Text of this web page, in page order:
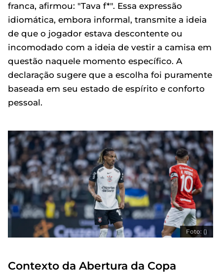
franca, afirmou: "Tava f*". Essa expressão
idiomática, embora informal, transmite a ideia
de que o jogador estava descontente ou
incomodado com a ideia de vestir a camisa em
questão naquele momento específico. A
declaração sugere que a escolha foi puramente
baseada em seu estado de espírito e conforto
pessoal.
Foto: ()
Contexto da Abertura da Copa